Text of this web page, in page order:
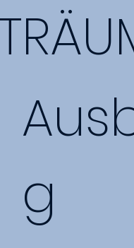
g